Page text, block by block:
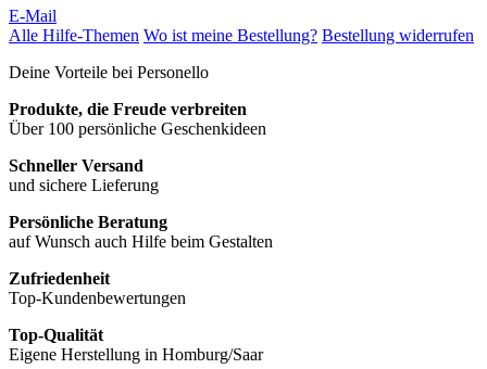
E-Mail
Alle Hilfe-Themen Wo ist meine Bestellung? Bestellung widerrufen
Deine Vorteile bei Personello
Produkte, die Freude verbreiten
Über 100 persönliche Geschenkideen
Schneller Versand
und sichere Lieferung
Persönliche Beratung
auf Wunsch auch Hilfe beim Gestalten
Zufriedenheit
Top-Kundenbewertungen
Top-Qualität
Eigene Herstellung in Homburg/Saar